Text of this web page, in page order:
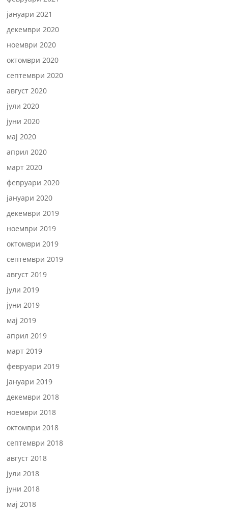
јануари 2021
декември 2020
ноември 2020
октомври 2020
септември 2020
август 2020
јули 2020
јуни 2020
мај 2020
април 2020
март 2020
февруари 2020
јануари 2020
декември 2019
ноември 2019
октомври 2019
септември 2019
август 2019
јули 2019
јуни 2019
мај 2019
април 2019
март 2019
февруари 2019
јануари 2019
декември 2018
ноември 2018
октомври 2018
септември 2018
август 2018
јули 2018
јуни 2018
мај 2018